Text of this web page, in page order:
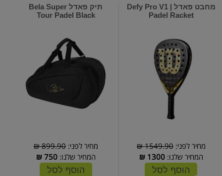
מחבט פאדל | Defy Pro V1
Padel Racket
מחיר לפני:1549.90 ₪
המחיר שלנו:1300
₪
הוסף לסל
תיק פאדל Bela Super
Tour Padel Black
מחיר לפני:899.90 ₪
המחיר שלנו:750
₪
הוסף לסל